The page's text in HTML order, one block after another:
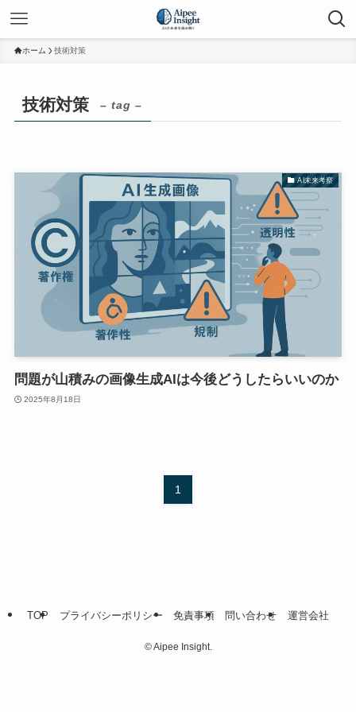
ホーム 技術対策
技術対策 – tag –
AI未来考察
問題が山積みの画像生成AIは今後どうしたらいいのか
2025年8月18日
1
TOP プライバシーポリシー 免責事項 問い合わせ 運営会社
©Aipee Insight.